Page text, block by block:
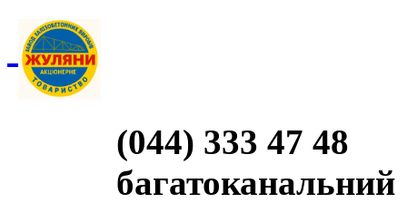
(044) 333 47 48
багатоканальний